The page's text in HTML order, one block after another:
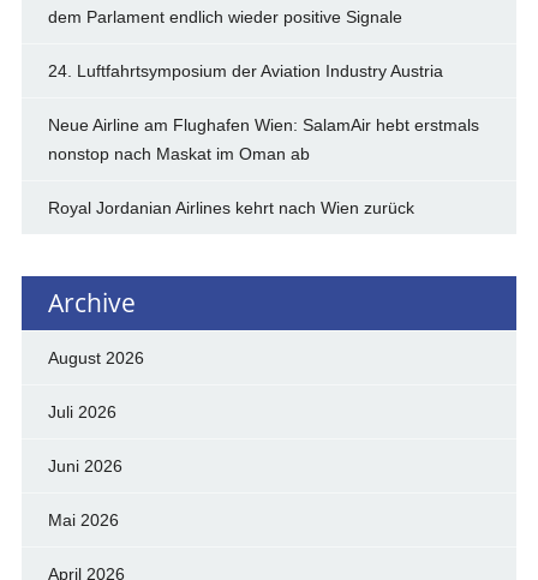
dem Parlament endlich wieder positive Signale
24. Luftfahrtsymposium der Aviation Industry Austria
Neue Airline am Flughafen Wien: SalamAir hebt erstmals
nonstop nach Maskat im Oman ab
Royal Jordanian Airlines kehrt nach Wien zurück
Archive
August 2026
Juli 2026
Juni 2026
Mai 2026
April 2026